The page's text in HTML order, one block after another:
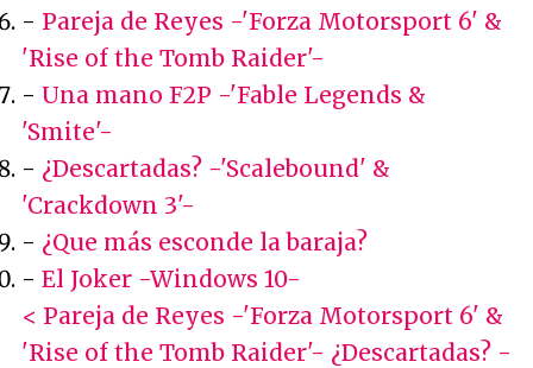
- Pareja de Reyes -'Forza Motorsport 6' &
'Rise of the Tomb Raider'-
- Una mano F2P -'Fable Legends &
'Smite'-
- ¿Descartadas? -'Scalebound' &
'Crackdown 3'-
- ¿Que más esconde la baraja?
- El Joker -Windows 10-
< Pareja de Reyes -'Forza Motorsport 6' &
'Rise of the Tomb Raider'- ¿Descartadas? -